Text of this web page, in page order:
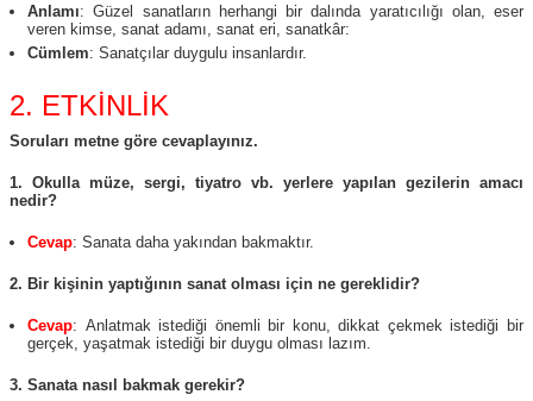
Anlamı: Güzel sanatların herhangi bir dalında yaratıcılığı olan, eser
veren kimse, sanat adamı, sanat eri, sanatkâr:
Cümlem: Sanatçılar duygulu insanlardır.
2. ETKİNLİK
Soruları metne göre cevaplayınız.
1. Okulla müze, sergi, tiyatro vb. yerlere yapılan gezilerin amacı
nedir?
Cevap: Sanata daha yakından bakmaktır.
2. Bir kişinin yaptığının sanat olması için ne gereklidir?
Cevap: Anlatmak istediği önemli bir konu, dikkat çekmek istediği bir
gerçek, yaşatmak istediği bir duygu olması lazım.
3. Sanata nasıl bakmak gerekir?